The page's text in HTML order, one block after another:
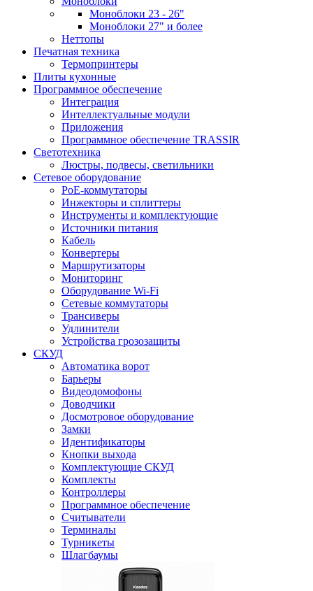
Моноблоки 23 - 26"
Моноблоки 27" и более
Неттопы
Печатная техника
Термопринтеры
Плиты кухонные
Программное обеспечение
Интеграция
Интеллектуальные модули
Приложения
Программное обеспечение TRASSIR
Светотехника
Люстры, подвесы, светильники
Сетевое оборудование
PoE-коммутаторы
Инжекторы и сплиттеры
Инструменты и комплектующие
Источники питания
Кабель
Конвертеры
Маршрутизаторы
Мониторинг
Оборудование Wi-Fi
Сетевые коммутаторы
Трансиверы
Удлинители
Устройства грозозащиты
СКУД
Автоматика ворот
Барьеры
Видеодомофоны
Доводчики
Досмотровое оборудование
Замки
Идентификаторы
Кнопки выхода
Комплектующие СКУД
Комплекты
Контроллеры
Программное обеспечение
Считыватели
Терминалы
Турникеты
Шлагбаумы